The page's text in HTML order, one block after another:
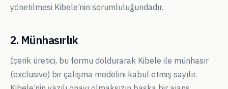
yönetilmesi Kibele’nin sorumluluğundadır.
2. Münhasırlık
İçerik üretici, bu formu doldurarak Kibele ile münhasır
(exclusive) bir çalışma modelini kabul etmiş sayılır.